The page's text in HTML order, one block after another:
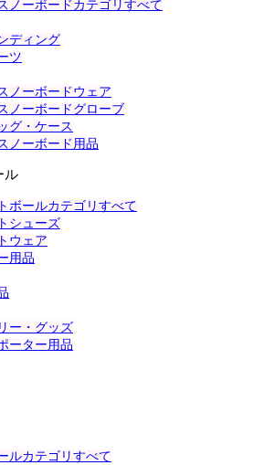
ノーボードカテゴリすべて
ディング
ツ
ノーボードウェア
ノーボードグローブ
グ・ケース
ノーボード用品
ル
ボールカテゴリすべて
シューズ
ウェア
用品
ー・グッズ
ーター用品
ルカテゴリすべて